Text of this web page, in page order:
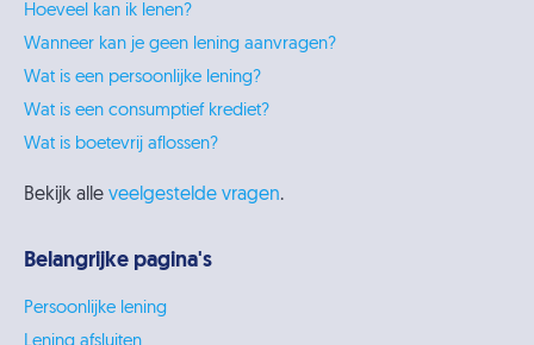
Hoeveel kan ik lenen?
Wanneer kan je geen lening aanvragen?
Wat is een persoonlijke lening?
Wat is een consumptief krediet?
Wat is boetevrij aflossen?
Bekijk alle veelgestelde vragen.
Belangrijke pagina's
Persoonlijke lening